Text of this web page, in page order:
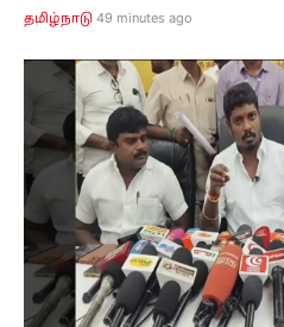
தமிழ்நாடு 50 minutes ago